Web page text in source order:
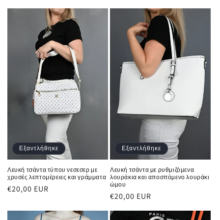
Εξαντλήθηκε
Λευκή τσάντα τύπου νεσεσερ με
χρυσές λεπτομέρειες και γράμματα
Κανονική
€20,00 EUR
Εξαντλήθηκε
Λευκή τσάντα με ρυθμιζόμενα
λουράκια και αποσπόμενο λουράκι
ώμου
Κανονική
€20,00 EUR